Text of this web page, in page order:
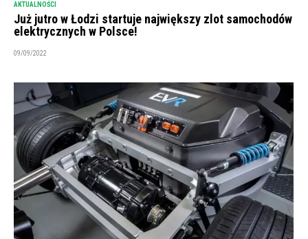
AKTUALNOŚCI
Już jutro w Łodzi startuje największy zlot samochodów
elektrycznych w Polsce!
09/09/2022